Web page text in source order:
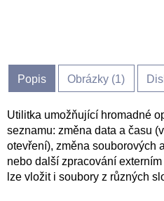
Popis Obrázky (1)
Utilitka umožňující hromadné
seznamu: změna data a času
otevření), změna souborových
nebo další zpracování
lze vložit i soubory z různých